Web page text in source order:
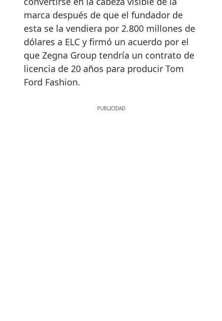
marca después de que el fundador de
esta se la vendiera por 2.800 millones de
dólares a ELC y firmó un acuerdo por el
que Zegna Group tendría un contrato de
licencia de 20 años para producir Tom
Ford Fashion.